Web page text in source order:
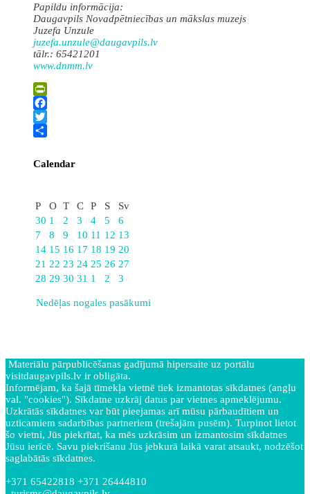
Papildu informācija:
Daugavpils Novadpētniecības un mākslas muzejs
Juzefa Unzule
juzefa.unzule@daugavpils.lv
tālr.: 65421201
www.dnmm.lv
PrintFriendly
Facebook
Twitter
Calendar
P
O T C P S
Sv
30 1 2 3 4 5
6
7
8 9 10 11 12 13
14 15 16 17 18 19 20
21 22 23 24 25 26 27
28 29 30 31 1 2 3
Nedēļas nogales pasākumi
Materiālu pārpublicēšanas gadījumā hipersaite uz portālu
visitdaugavpils.lv ir obligāta.
Informējam, ka šajā tīmekļa vietnē tiek izmantotas sīkdatnes (angļu
val. "cookies"). Sīkdatne uzkrāj datus par vietnes apmeklējumu.
Uzkrātās sīkdatnes var būt pieejamas arī mūsu pārbaudītiem un
uzticamiem sadarbības partneriem (trešajām pusēm). Turpinot lietot
šo vietni, Jūs piekrītat, ka mēs uzkrāsim un izmantosim sīkdatnes
Jūsu ierīcē. Savu piekrišanu Jūs jebkurā laikā varat atsaukt, nodzēšot
saglabātās sīkdatnes.
+371 65422818 +371 26444810